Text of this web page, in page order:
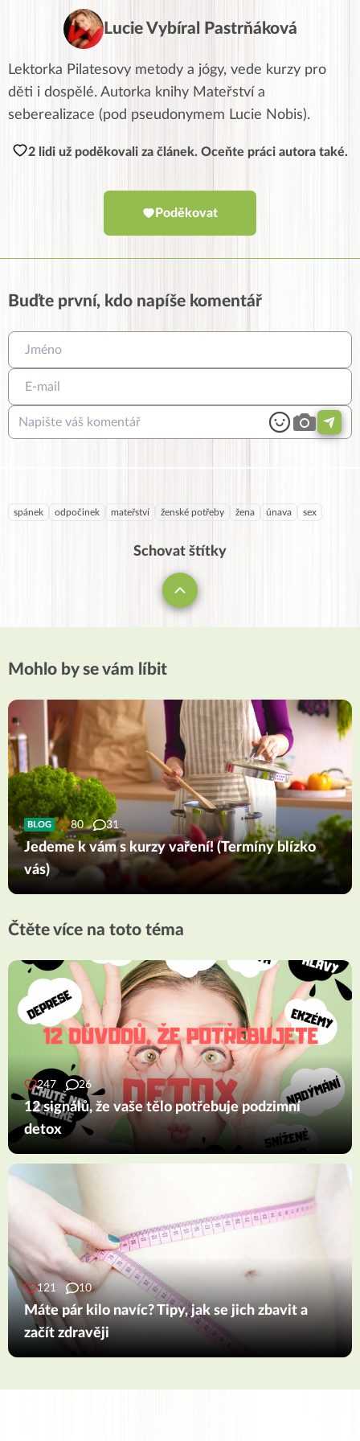
Lucie Vybíral Pastrňáková
Lektorka Pilatesovy metody a jógy, vede kurzy pro
děti i dospělé. Autorka knihy Mateřství a
seberealizace (pod pseudonymem Lucie Nobis).
2 lidi už poděkovali za článek. Oceňte práci autora také.
Poděkovat
Buďte první, kdo napíše komentář
spánek odpočinek mateřství ženské potřeby žena únava sex
Schovat štítky
Mohlo by se vám líbit
BLOG 80 31
Jedeme k vám s kurzy vaření! (Termíny blízko
vás)
Čtěte více na toto téma
247 26
12 signálů, že vaše tělo potřebuje podzimní
detox
121 10
Máte pár kilo navíc? Tipy, jak se jich zbavit a
začít zdravěji